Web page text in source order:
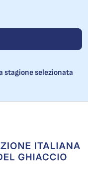
stagione selezionata